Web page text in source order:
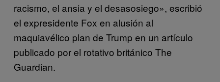
racismo, el ansia y el desasosiego», escribió
el expresidente Fox en alusión al
maquiavélico plan de Trump en un artículo
publicado por el rotativo británico The
Guardian.